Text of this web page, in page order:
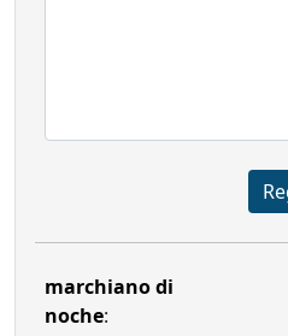
marchiano di
noche: